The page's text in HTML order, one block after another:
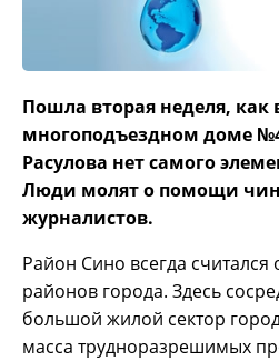
Пошла вторая неделя, как
многоподъездном доме
Расулова нет самого
Люди молят о помощи
журналистов.
Район Сино всегда
районов города. Здесь
большой жилой сектор
масса трудноразрешимых